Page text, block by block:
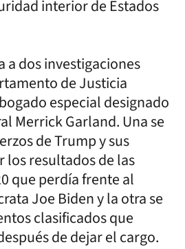
interior de Estados
a dos investigaciones
de Justicia
especial designado
Merrick Garland. Una se
de Trump y sus
los resultados de las
que perdía frente al
Joe Biden y la otra se
clasificados que
de dejar el cargo.